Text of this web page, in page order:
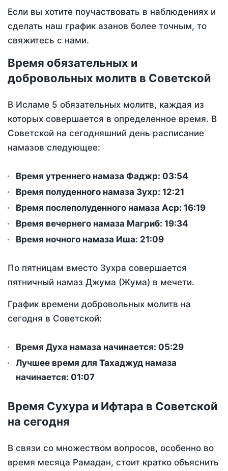
Если вы хотите поучаствовать в наблюдениях и
сделать наш график азанов более точным, то
свяжитесь с нами.
Время обязательных и
добровольных молитв в Советской
В Исламе 5 обязательных молитв, каждая из
которых совершается в определенное время. В
Советской на сегодняшний день расписание
намазов следующее:
Время утреннего намаза Фаджр: 03:54
Время полуденного намаза Зухр: 12:21
Время послеполуденного намаза Аср: 16:19
Время вечернего намаза Магриб: 19:34
Время ночного намаза Иша: 21:09
По пятницам вместо Зухра совершается
пятничный намаз Джума (Жума) в мечети.
График времени добровольных молитв на
сегодня в Советской:
Время Духа намаза начинается: 05:29
Лучшее время для Тахаджуд намаза
начинается: 01:07
Время Сухура и Ифтара в Советской
на сегодня
В связи со множеством вопросов, особенно во
время месяца Рамадан, стоит кратко объяснить